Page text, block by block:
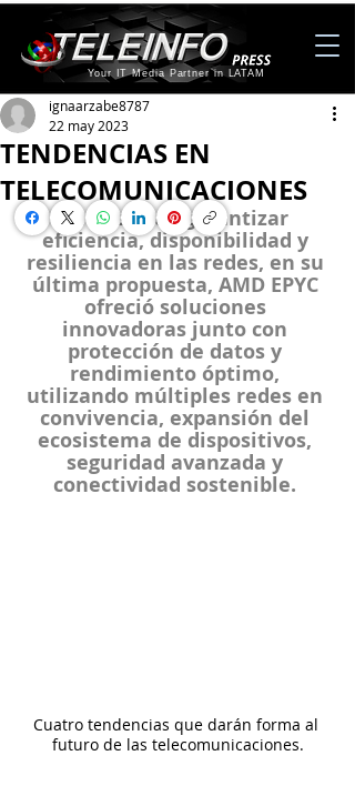
Your IT Media Partner in LATAM
TENDENCIAS EN
TELECOMUNICACIONES
ignaarzabe8787
22 may 2023
En busca de garantizar
eficiencia, disponibilidad y
resiliencia en las redes, en su
última propuesta, AMD EPYC
ofreció soluciones
innovadoras junto con
protección de datos y
rendimiento óptimo,
utilizando múltiples redes en
convivencia, expansión del
ecosistema de dispositivos,
seguridad avanzada y
conectividad sostenible.
Cuatro tendencias que darán forma al
futuro de las telecomunicaciones.